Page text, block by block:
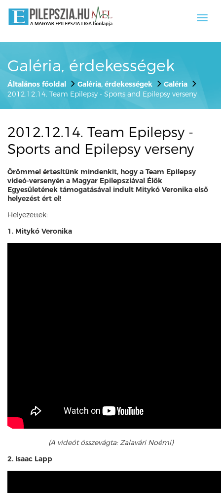
Galéria, érdekességek
Általános főoldal Galéria, érdekességek
Galéria
2012.12.14. Team Epilepsy - Sports and Epilepsy verseny
2012.12.14. Team Epilepsy -
Sports and Epilepsy verseny
Örömmel értesítünk mindenkit, hogy a Team Epilepsy
videó-versenyén a Magyar Epilepsziával Élők
Egyesületének támogatásával indult Mitykó Veronika első
helyezést ért el!
Helyezettek:
1. Mitykó Veronika
(A videót összevágta: Zalavári Noémi)
2. Isaac Lapp